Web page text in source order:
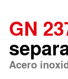
GN
Acero